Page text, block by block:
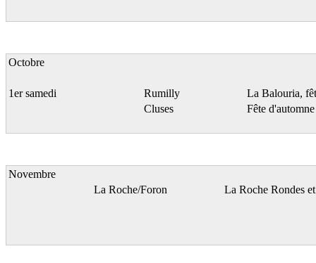
Octobre
1er samedi Rumilly
La Balouria,
Cluses
Fête d'automne
Novembre
La Roche/Foron
La Roche Rondes